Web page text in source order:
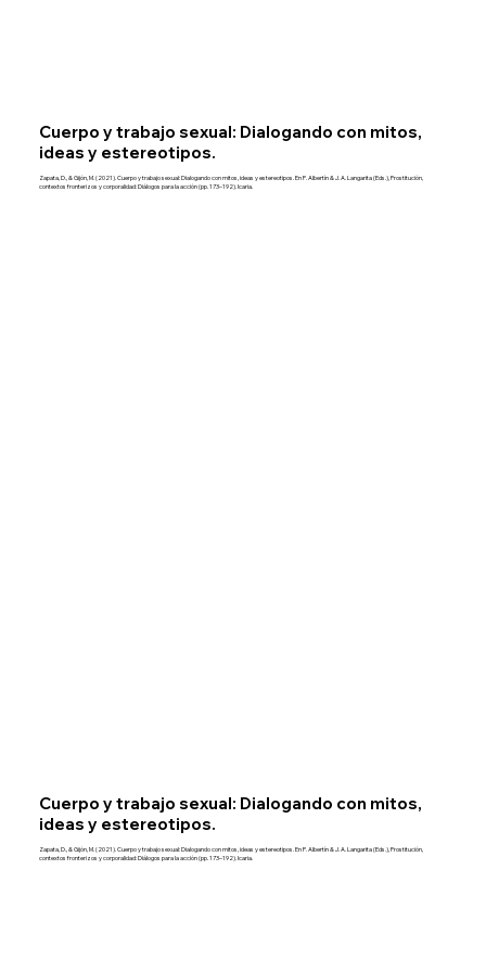
Cuerpo y trabajo sexual: Dialogando con mitos,
ideas y estereotipos.
Zapata, D., & Gijón, M. (2021). Cuerpo y trabajo sexual: Dialogando con mitos, ideas y estereotipos. En P. Albertín & J. A. Langarita (Eds.), Prostitución,
contextos fronterizos y corporalidad: Diálogos para la acción (pp. 173–192). Icaria.
Cuerpo y trabajo sexual: Dialogando con mitos,
ideas y estereotipos.
Zapata, D., & Gijón, M. (2021). Cuerpo y trabajo sexual: Dialogando con mitos, ideas y estereotipos. En P. Albertín & J. A. Langarita (Eds.), Prostitución,
contextos fronterizos y corporalidad: Diálogos para la acción (pp. 173–192). Icaria.